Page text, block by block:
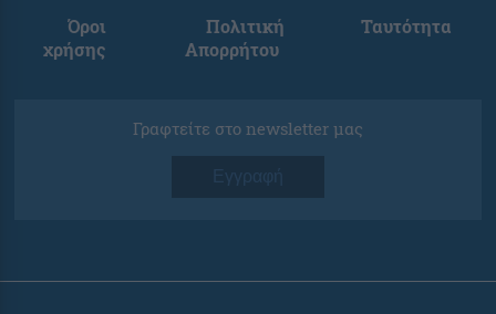
Όροι
χρήσης
Πολιτική
Απορρήτου
Ταυτότητα
Γραφτείτε στο newsletter μας
Εγγραφή